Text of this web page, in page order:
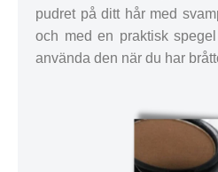
pudret på ditt hår med
och med en praktisk
använda den när du har